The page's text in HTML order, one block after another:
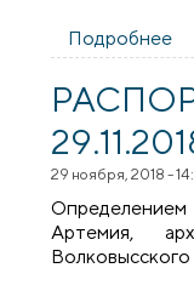
Подробнее
29 ноября, 2018 -
Артемия,
Волковысского